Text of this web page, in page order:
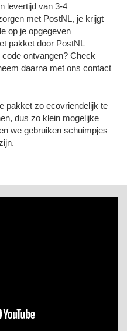
levertijd van 3-4
met PostNL, je krijgt
op je opgegeven
pakket door PostNL
ontvangen? Check
daarna met ons contact
pakket zo ecovriendelijk te
dus zo klein mogelijke
we gebruiken schuimpjes